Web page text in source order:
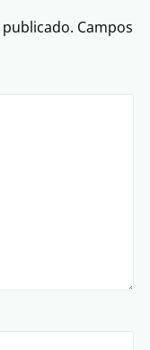
Campos